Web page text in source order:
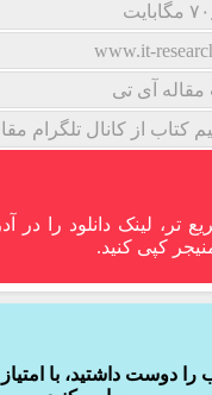
مقاله آی تی
کتاب از کانال تلگرام
تر، لینک دانلود را در
منیجر کپی کنید.
را دوست داشتید، با